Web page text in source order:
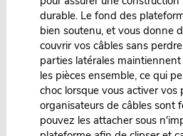
durable. Le fond des
bien soutenu, et vous donne
couvrir vos câbles sans
parties latérales
les pièces ensemble, ce qui
choc lorsque vous activer vos
organisateurs de câbles sont
pouvez les attacher sous